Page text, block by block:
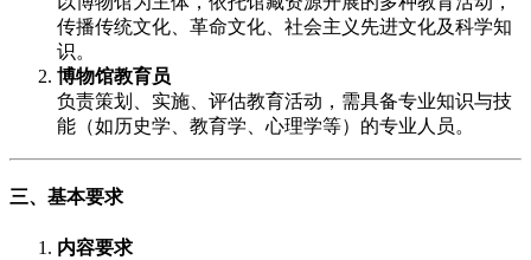
传播传统文化、革命文化、社会主义先进文化及科学知
识。
博物馆教育员
负责策划、实施、评估教育活动，需具备专业知识与技
能（如历史学、教育学、心理学等）的专业人员。
三、基本要求
内容要求